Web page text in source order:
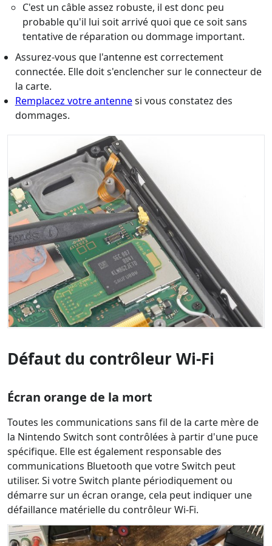
C'est un câble assez robuste, il est donc peu
probable qu'il lui soit arrivé quoi que ce soit sans
tentative de réparation ou dommage important.
Assurez-vous que l'antenne est correctement
connectée. Elle doit s'enclencher sur le connecteur de
la carte.
Remplacez votre antennesi vous constatez des
dommages.
Défaut du contrôleur Wi-Fi
Écran orange de la mort
Toutes les communications sans fil de la carte mère de
la Nintendo Switch sont contrôlées à partir d'une puce
spécifique. Elle est également responsable des
communications Bluetooth que votre Switch peut
utiliser. Si votre Switch plante périodiquement ou
démarre sur un écran orange, cela peut indiquer une
défaillance matérielle du contrôleur Wi-Fi.